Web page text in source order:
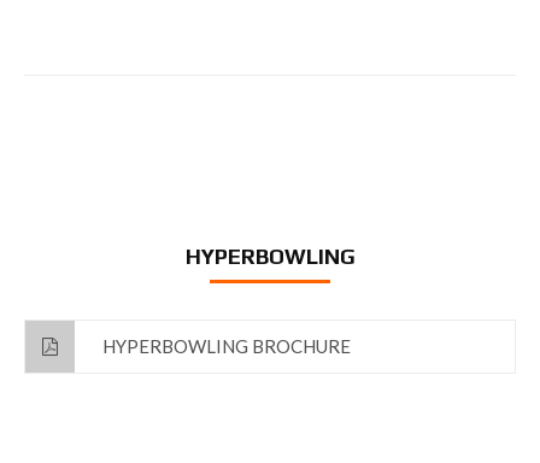
HYPERBOWLING
HYPERBOWLING BROCHURE